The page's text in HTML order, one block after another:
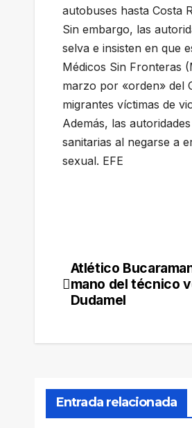
autobuses hasta Costa
Sin embargo, las
selva e insisten en que
Médicos Sin Fronteras
marzo por «orden» del
migrantes víctimas de
Además, las
sanitarias al negarse a
sexual. EFE
Navegación
de
Atlético
mano del técnico
Dudamel
Entrada relacionada